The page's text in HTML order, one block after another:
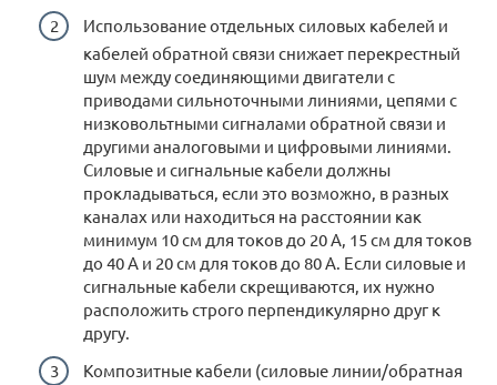
Использование отдельных силовых кабелей и
кабелей обратной связи снижает перекрестный
шум между соединяющими двигатели с
приводами сильноточными линиями, цепями с
низковольтными сигналами обратной связи и
другими аналоговыми и цифровыми линиями.
Силовые и сигнальные кабели должны
прокладываться, если это возможно, в разных
каналах или находиться на расстоянии как
минимум 10 см для токов до 20 А, 15 см для токов
до 40 А и 20 см для токов до 80 А. Если силовые и
сигнальные кабели скрещиваются, их нужно
расположить строго перпендикулярно друг к
другу.
Композитные кабели (силовые линии/обратная